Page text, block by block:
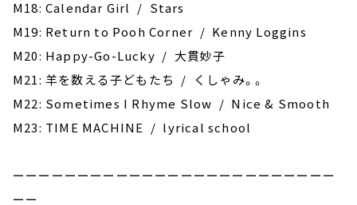
M18: Calendar Girl / Stars
M19: Return to Pooh Corner / Kenny Loggins
M20: Happy-Go-Lucky / 大貫妙子
M21: 羊を数える子どもたち / くしゃみ。。
M22: Sometimes I Rhyme Slow / Nice & Smooth
M23: TIME MACHINE / lyrical school
ーーーーーーーーーーーーーーーーーーーーーーーーー
ーー